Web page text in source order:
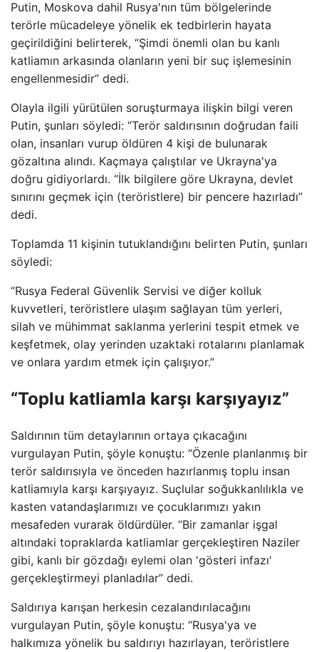
Putin, Moskova dahil Rusya'nın tüm bölgelerinde
terörle mücadeleye yönelik ek tedbirlerin hayata
geçirildiğini belirterek, “Şimdi önemli olan bu kanlı
katliamın arkasında olanların yeni bir suç işlemesinin
engellenmesidir” dedi.
Olayla ilgili yürütülen soruşturmaya ilişkin bilgi veren
Putin, şunları söyledi: “Terör saldırısının doğrudan faili
olan, insanları vurup öldüren 4 kişi de bulunarak
gözaltına alındı. Kaçmaya çalıştılar ve Ukrayna'ya
doğru gidiyorlardı. “İlk bilgilere göre Ukrayna, devlet
sınırını geçmek için (teröristlere) bir pencere hazırladı”
dedi.
Toplamda 11 kişinin tutuklandığını belirten Putin, şunları
söyledi:
“Rusya Federal Güvenlik Servisi ve diğer kolluk
kuvvetleri, teröristlere ulaşım sağlayan tüm yerleri,
silah ve mühimmat saklanma yerlerini tespit etmek ve
keşfetmek, olay yerinden uzaktaki rotalarını planlamak
ve onlara yardım etmek için çalışıyor.”
“Toplu katliamla karşı karşıyayız”
Saldırının tüm detaylarının ortaya çıkacağını
vurgulayan Putin, şöyle konuştu: “Özenle planlanmış bir
terör saldırısıyla ve önceden hazırlanmış toplu insan
katliamıyla karşı karşıyayız. Suçlular soğukkanlılıkla ve
kasten vatandaşlarımızı ve çocuklarımızı yakın
mesafeden vurarak öldürdüler. “Bir zamanlar işgal
altındaki topraklarda katliamlar gerçekleştiren Naziler
gibi, kanlı bir gözdağı eylemi olan 'gösteri infazı'
gerçekleştirmeyi planladılar” dedi.
Saldırıya karışan herkesin cezalandırılacağını
vurgulayan Putin, şöyle konuştu: “Rusya'ya ve
halkımıza yönelik bu saldırıyı hazırlayan, teröristlere